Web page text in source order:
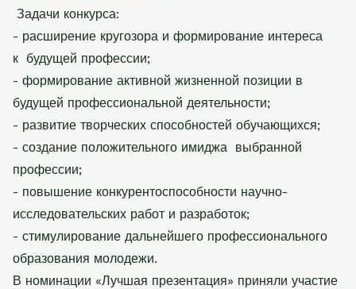
Задачи конкурса:
- расширение кругозора и формирование интереса
к будущей профессии;
- формирование активной жизненной позиции в
будущей профессиональной деятельности;
- развитие творческих способностей обучающихся;
- создание положительного имиджа выбранной
профессии;
- повышение конкурентоспособности научно-
исследовательских работ и разработок;
- стимулирование дальнейшего профессионального
образования молодежи.
В номинации «Лучшая презентация» приняли участие